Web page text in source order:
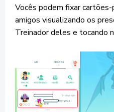
Vocês podem fixar
amigos visualizando os
Treinador deles e tocando